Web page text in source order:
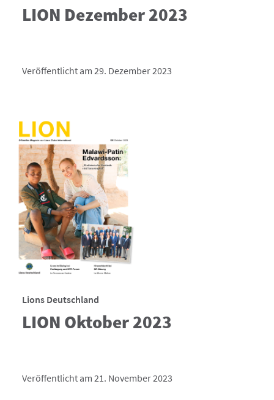
LION Dezember 2023
Veröffentlicht am 29. Dezember 2023
Lions Deutschland
LION Oktober 2023
Veröffentlicht am 21. November 2023